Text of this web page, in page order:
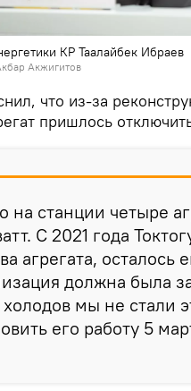
КР Таалайбек Ибраев
Акжигитов
что из-за
пришлось
на станции четыре
С 2021 года
агрегата,
должна была
мы не стали
его работу 5